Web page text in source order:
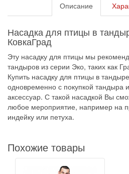
Описание
Насадка для птицы в
КовкаГрад
Эту насадку для птицы мы
тандыров из серии Эко, таких как
Купить насадку для птицы в
одновременно с покупкой тандыра
аксессуар. С такой насадкой Вы
любое мероприятие, например на
индейку или петуха.
Похожие товары